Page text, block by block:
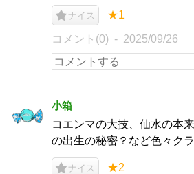
ナイス ★1
コメント(0) 2025/09/26
小箱
コエンマの大技、仙水の本
の出生の秘密？など色々ク
ナイス ★2